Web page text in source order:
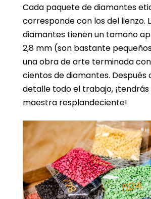
Cada paquete de diamantes
corresponde con los del lienzo.
diamantes tienen un tamaño
2,8 mm (son bastante
una obra de arte terminada
cientos de diamantes. Después
detalle todo el trabajo,
maestra resplandeciente!